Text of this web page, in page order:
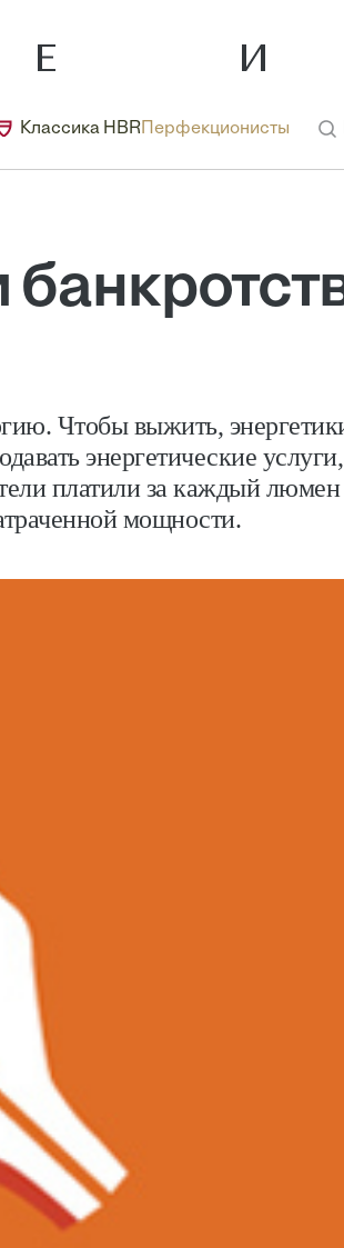
Классика HBR Перфекционисты
Чтобы выжить,
энергетические
платили за каждый люмен
мощности.